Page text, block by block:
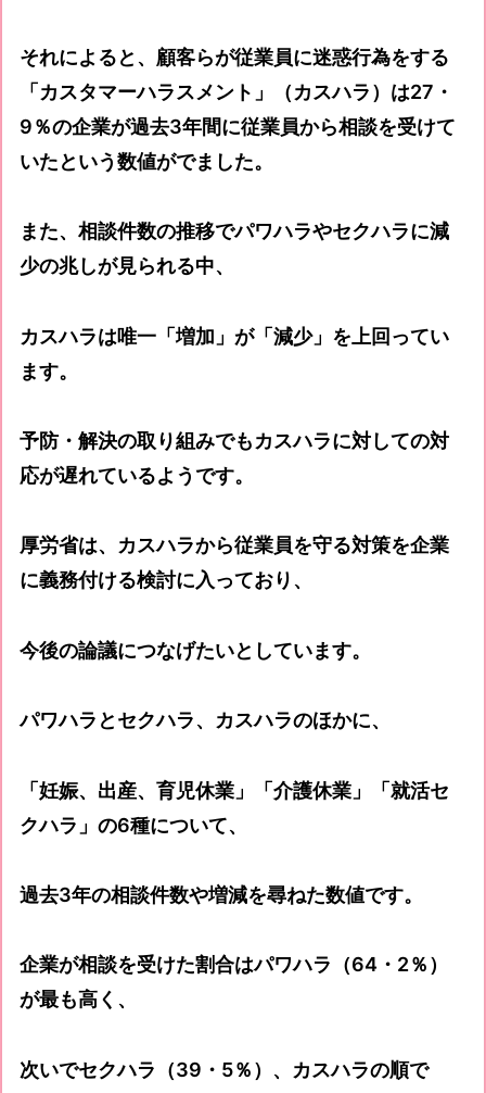
それによると、顧客らが従業員に迷惑行為をする
「カスタマーハラスメント」（カスハラ）は27・
9％の企業が過去3年間に従業員から相談を受けて
いたという数値がでました。
また、相談件数の推移でパワハラやセクハラに減
少の兆しが見られる中、
カスハラは唯一「増加」が「減少」を上回ってい
ます。
予防・解決の取り組みでもカスハラに対しての対
応が遅れているようです。
厚労省は、カスハラから従業員を守る対策を企業
に義務付ける検討に入っており、
今後の論議につなげたいとしています。
パワハラとセクハラ、カスハラのほかに、
「妊娠、出産、育児休業」「介護休業」「就活セ
クハラ」の6種について、
過去3年の相談件数や増減を尋ねた数値です。
企業が相談を受けた割合はパワハラ（64・2％）
が最も高く、
次いでセクハラ（39・5％）、カスハラの順で